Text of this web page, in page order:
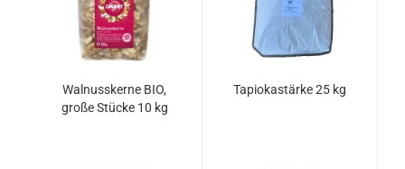
Walnusskerne BIO,
große Stücke 10 kg
Tapiokastärke 25 kg